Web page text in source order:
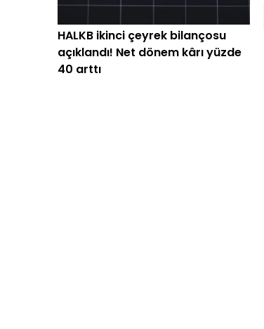
HALKB ikinci çeyrek bilançosu
açıklandı! Net dönem kârı yüzde
40 arttı